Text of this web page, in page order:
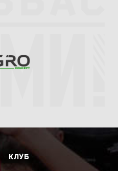
КЛУБ